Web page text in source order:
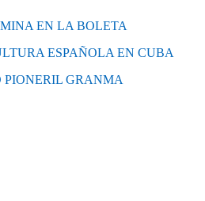
EN LA BOLETA
ESPAÑOLA EN CUBA
PIONERIL GRANMA